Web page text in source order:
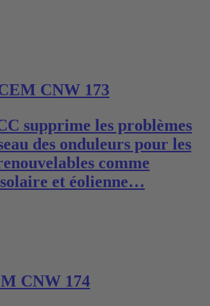
CNW 173
supprime les problèmes
des onduleurs pour les
comme
et éolienne…
CNW 174